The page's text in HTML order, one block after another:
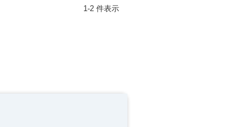
1-2 件表示